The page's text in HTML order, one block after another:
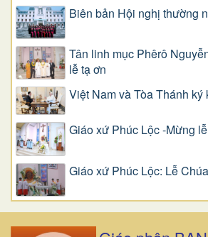
Biên bản Hội nghị thường
Tân linh mục Phêrô
lễ tạ ơn
Việt Nam và Tòa Thánh ký
Giáo xứ Phúc Lộc -Mừng
Giáo xứ Phúc Lộc: Lễ